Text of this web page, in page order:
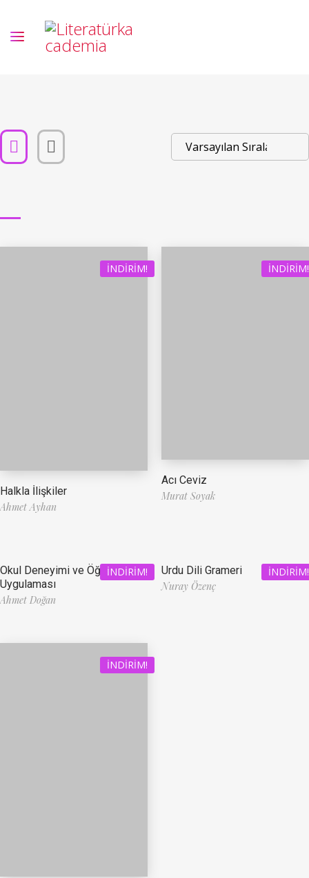
İNDIRIM!
Halkla İlişkiler
Ahmet Ayhan
İNDIRIM!
Acı Ceviz
Murat Soyak
İNDIRIM!
Okul Deneyimi ve Öğretmenlik
Uygulaması
Ahmet Doğan
İNDIRIM!
Urdu Dili Grameri
Nuray Özenç
İNDIRIM!